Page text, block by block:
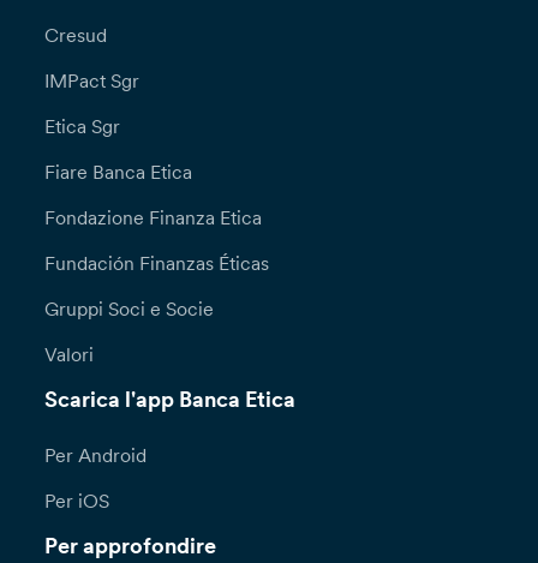
Cresud
IMPact Sgr
Etica Sgr
Fiare Banca Etica
Fondazione Finanza Etica
Fundación Finanzas Éticas
Gruppi Soci e Socie
Valori
Scarica l'app Banca Etica
Per Android
Per iOS
Per approfondire